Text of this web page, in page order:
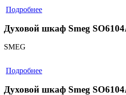
Подробнее
Духовой шкаф Smeg
SMEG
Подробнее
Духовой шкаф Smeg